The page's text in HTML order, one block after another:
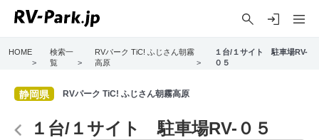
HOME
>
検索一
覧
>
RVパーク TiC! ふじさん朝霧
高原
>
１台/１サイト 駐車場RV-
０５
静岡県 RVパーク TiC! ふじさん朝霧高原
１台/１サイト 駐車場RV-０５